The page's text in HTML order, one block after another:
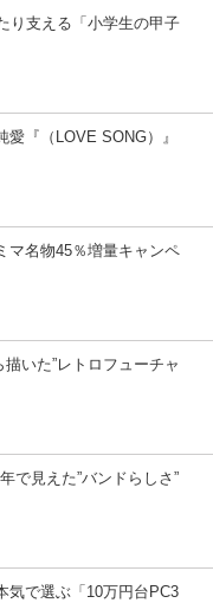
り支える「小学生の甲子
『（LOVE SONG）』
マ名物45％増量キャンペ
いた”レトロフューチャ
で見えた”バンドらしさ”
気で選ぶ「10万円台PC3